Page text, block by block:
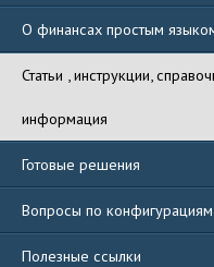
О финансах простым
Статьи , инструкции,
информация
Готовые решения
Вопросы по конфигурациям
Полезные ссылки